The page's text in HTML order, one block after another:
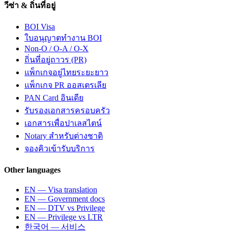
วีซ่า & ถิ่นที่อยู่
BOI Visa
ใบอนุญาตทำงาน BOI
Non-O / O-A / O-X
ถิ่นที่อยู่ถาวร (PR)
แพ็กเกจอยู่ไทยระยะยาว
แพ็กเกจ PR ออสเตรเลีย
PAN Card อินเดีย
รับรองเอกสารครอบครัว
เอกสารเพื่อปาเลสไตน์
Notary สำหรับต่างชาติ
จองคิวเข้ารับบริการ
Other languages
EN — Visa translation
EN — Government docs
EN — DTV vs Privilege
EN — Privilege vs LTR
한국어 — 서비스